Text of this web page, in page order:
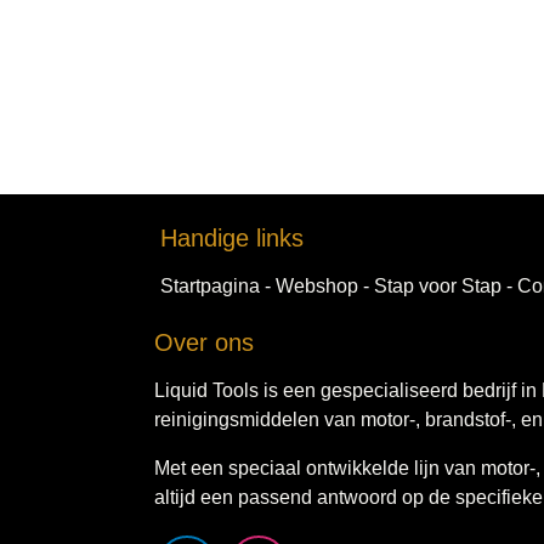
Handig​e links
Startpagina- Webshop​- Stap voor ​Sta​​p​-
Over ons
Liquid Tools is een gespecialiseerd bedrijf
reinigingsmiddelen van motor-, brandstof-,
Met een speciaal ontwikkelde lijn van motor-
een passend antwoord op de specifieke